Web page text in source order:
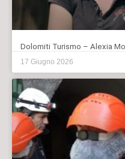
Dolomiti Turismo – Alexia
17 Giugno 2026